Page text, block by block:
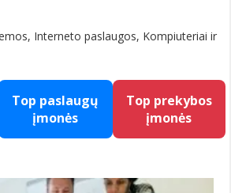
Interneto paslaugos, Kompiuteriai ir
Top paslaugų
įmonės
Top prekybos
įmonės